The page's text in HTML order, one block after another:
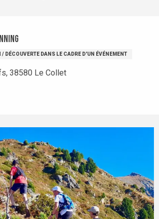
/ DÉCOUVERTE DANS LE CADRE D'UN ÉVÉNEMENT
38580 Le Collet